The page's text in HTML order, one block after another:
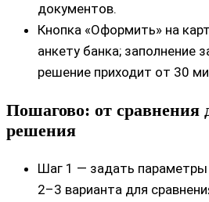
документов.
Кнопка «Оформить» на
анкету банка; заполнение
решение приходит от 30
Пошагово: от сравнения
решения
Шаг 1 — задать
2–3 варианта для